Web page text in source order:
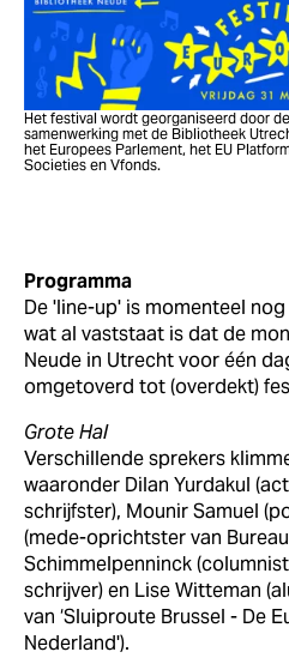
Het festival wordt georganiseerd door
samenwerking met de Bibliotheek
het Europees Parlement, het EU
Societies en Vfonds.
Programma
De 'line-up' is momenteel
wat al vaststaat is dat de
Neude in Utrecht voor één
omgetoverd tot (overdekt)
Grote Hal
Verschillende sprekers
waaronder Dilan Yurdakul
schrijfster), Mounir Samuel
(mede-oprichtster van
Schimmelpenninck
schrijver) en Lise Witteman
van ‘Sluiproute Brussel - De
Nederland').